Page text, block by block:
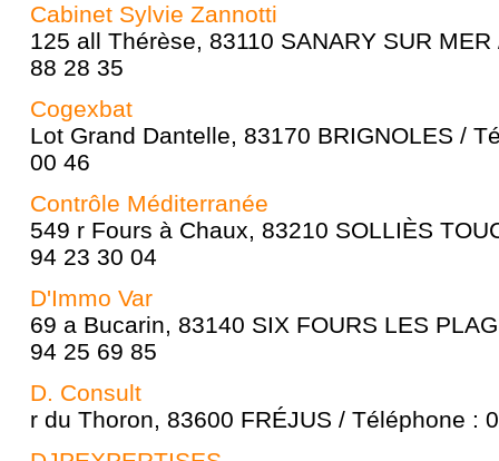
Cabinet Sylvie Zannotti
125 all Thérèse, 83110 SANARY SUR
88 28 35
Cogexbat
Lot Grand Dantelle, 83170 BRIGNOLES /
00 46
Contrôle Méditerranée
549 r Fours à Chaux, 83210 SOLLIÈS
94 23 30 04
D'Immo Var
69 a Bucarin, 83140 SIX FOURS LES
94 25 69 85
D. Consult
r du Thoron, 83600 FRÉJUS / Téléphone :